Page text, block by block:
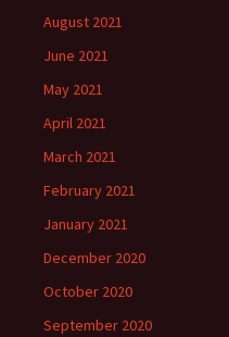
August 2021
June 2021
May 2021
April 2021
March 2021
February 2021
January 2021
December 2020
October 2020
September 2020